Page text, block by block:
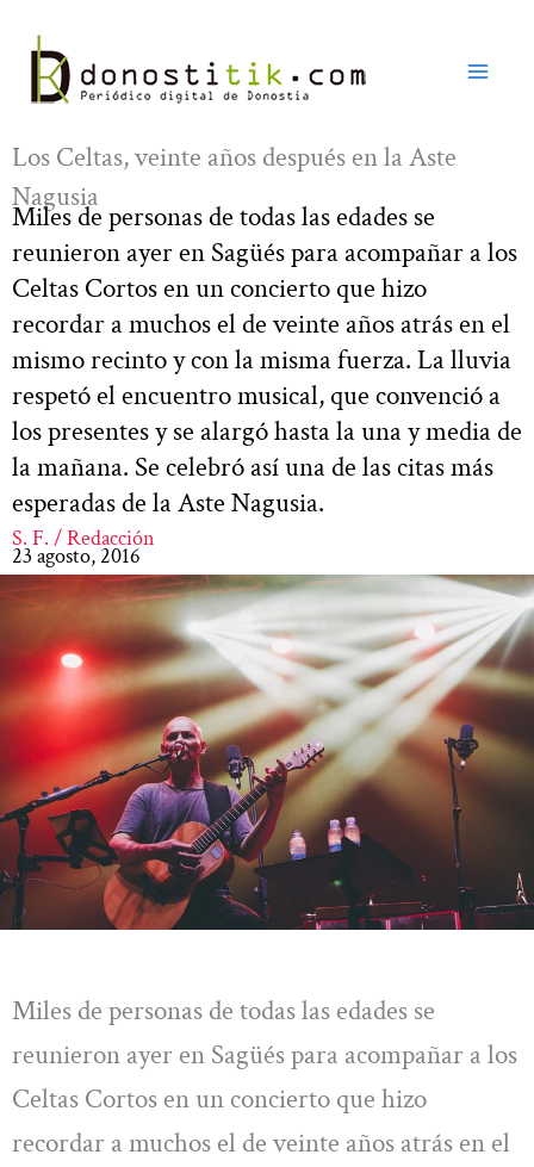
contenido
Los Celtas, veinte años después en la Aste
Nagusia
Miles de personas de todas las edades se
reunieron ayer en Sagüés para acompañar a los
Celtas Cortos en un concierto que hizo
recordar a muchos el de veinte años atrás en el
mismo recinto y con la misma fuerza. La lluvia
respetó el encuentro musical, que convenció a
los presentes y se alargó hasta la una y media de
la mañana. Se celebró así una de las citas más
esperadas de la Aste Nagusia.
S. F. / Redacción
23 agosto, 2016
Miles de personas de todas las edades se
reunieron ayer en Sagüés para acompañar a los
Celtas Cortos en un concierto que hizo
recordar a muchos el de veinte años atrás en el